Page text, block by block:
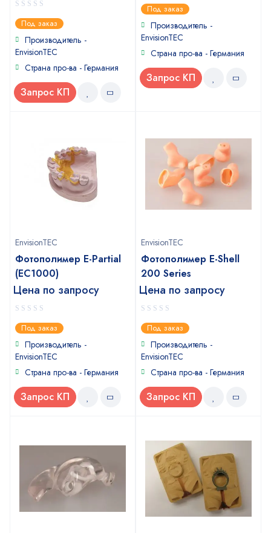
0
out
of
5
Под заказ
Производитель -
EnvisionTEC
Страна про-ва - Германия
Запрос КП
0
out
of
5
Под заказ
Производитель -
EnvisionTEC
Страна про-ва - Германия
Запрос КП
EnvisionTEC
Фотополимер E-Partial
(EC1000)
Цена по запросу
0
out
of
5
Под заказ
Производитель -
EnvisionTEC
Страна про-ва - Германия
Запрос КП
EnvisionTEC
Фотополимер E-Shell
200 Series
Цена по запросу
0
out
of
5
Под заказ
Производитель -
EnvisionTEC
Страна про-ва - Германия
Запрос КП